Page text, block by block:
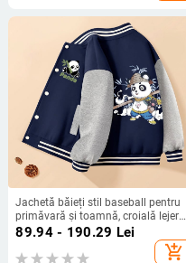
Jachetă băieți stil baseball pentru
primăvară și toamnă, croială lejeră,
exterior pentru copii, stil colegiu
89.94 - 190.29 Lei
add_shopping_cart